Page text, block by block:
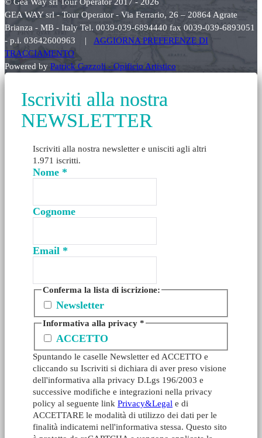
GEA WAY srl - Tour Operator - Via Ferrario, 26 – 20864 Agrate
Brianza - MB - Italy Tel. 0039-039-6894440 fax 0039-039-6893051
- p.i. 03642600963 | AGGIORNA PREFERENZE DI
TRACCIAMENTO
Powered by Patrick Gazzoli - Opificio Artistico
Iscriviti alla nostra
NEWSLETTER
Iscriviti alla nostra newsletter e unisciti agli altri
1.971 iscritti.
Nome *
Cognome
Email *
Conferma la lista di iscrizione:
Newsletter
Informativa alla privacy*
ACCETTO
Spuntando le caselle Newsletter ed ACCETTO e
cliccando su Iscriviti si dichiara di aver preso visione
dell'informativa alla privacy D.Lgs 196/2003 e
successive modifiche e integrazioni nella privacy
policy al seguente link Privacy&Legal e di
ACCETTARE le modalità di utilizzo dei dati per le
finalità indicatemi nell'informativa stessa. Questo sito